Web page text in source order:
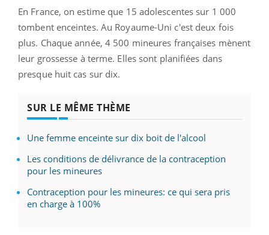
En France, on estime que 15 adolescentes sur 1 000
tombent enceintes. Au Royaume-Uni c'est deux fois
plus. Chaque année, 4 500 mineures françaises mènent
leur grossesse à terme. Elles sont planifiées dans
presque huit cas sur dix.
SUR LE MÊME THÈME
Une femme enceinte sur dix boit de l'alcool
Les conditions de délivrance de la contraception
pour les mineures
Contraception pour les mineures: ce qui sera pris
en charge à 100%